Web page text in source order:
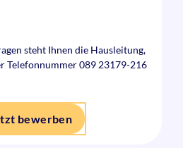
steht Ihnen die Haus­leitung,
Telefon­nummer 089 23179-216
bewerben